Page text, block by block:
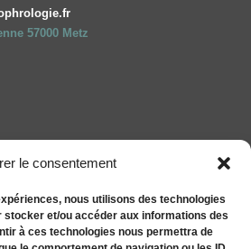
le consentement
nous utilisons des technologies
stocker et/ou accéder aux informations des
à ces technologies nous permettra de
57000 Metz
bien-être S&You